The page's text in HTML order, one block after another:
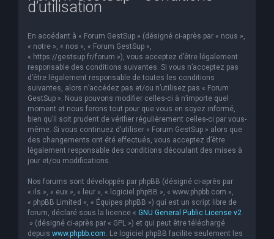
d’utilisation
En accédant à « Forum GestSup » (désigné ci-après par « nous »,
« notre », « nos », « Forum GestSup »,
« https://gestsup.fr/forum »), vous acceptez d’être légalement
responsable des conditions suivantes. Si vous n’acceptez pas
d’être légalement responsable de toutes les conditions
suivantes, alors n’accédez pas et/ou n’utilisez pas « Forum
GestSup ». Nous pouvons modifier celles-ci à n’importe quel
moment et nous ferons tout pour que vous en soyez informé,
bien qu’il soit prudent de vérifier régulièrement celles-ci par vous-
même. Si vous continuez d’utiliser « Forum GestSup » alors que
des changements ont été effectués, vous acceptez d’être
légalement responsable des conditions découlant des mises à
jour et/ou modifications.
Nos forums sont développés par phpBB (désigné ci-après par
« ils », « eux », « leur », « logiciel phpBB », « www.phpbb.com »,
« phpBB Limited », « Équipes phpBB ») qui est un script libre de
forum, déclaré sous la licence « GNU General Public License v2
» (désigné ci-après par « GPL ») et qui peut être téléchargé
depuis www.phpbb.com. Le logiciel phpBB facilite seulement les